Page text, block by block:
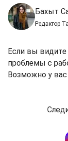
Бахыт
Редактор
Если вы
проблемы с
Возможно у